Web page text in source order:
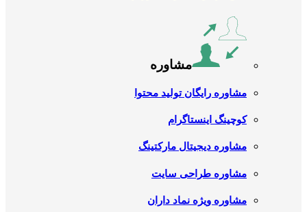
مشاوره
مشاوره رایگان تولید محتوا
کوچینگ اینستاگرام
مشاوره دیجیتال مارکتینگ
مشاوره طراحی سایت
مشاوره ویژه نماد داران